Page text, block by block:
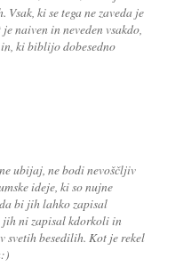
ki se tega ne zaveda je
naiven in neveden vsakdo,
ki biblijo dobesedno
ubijaj, ne bodi nevoščljiv
ideje, ki so nujne
bi jih lahko zapisal
jih ni zapisal kdorkoli in
svetih besedilih. Kot je rekel